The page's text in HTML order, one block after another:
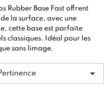
Rubber Base Fast offrent
la surface, avec une
cette base est parfaite
classiques. Idéal pour les
sans limage.
